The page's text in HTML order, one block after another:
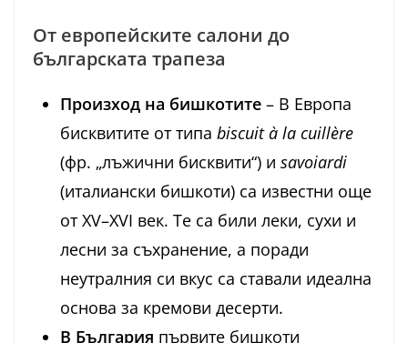
От европейските салони до
българската трапеза
Произход на бишкотите – В Европа
бисквитите от типа biscuit à la cuillère
(фр. „лъжични бисквити“) и savoiardi
(италиански бишкоти) са известни още
от XV–XVI век. Те са били леки, сухи и
лесни за съхранение, а поради
неутралния си вкус са ставали идеална
основа за кремови десерти.
В България първите бишкоти